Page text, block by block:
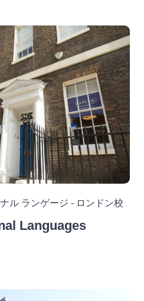
ル ランゲージ - ロンドン校
Languages